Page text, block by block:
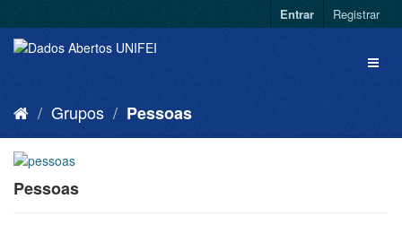
Entrar Registrar
Grupos Pessoas
Pessoas